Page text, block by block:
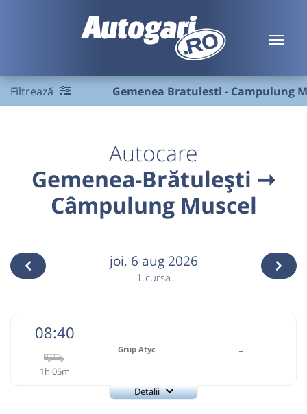
Filtrează Gemenea Bratulesti - Campulung
Autocare
Gemenea-Brătulești ➞
Câmpulung Muscel
joi, 6 aug 2026
1 cursă
08:40
1h 05m
Grup Atyc -
Detalii